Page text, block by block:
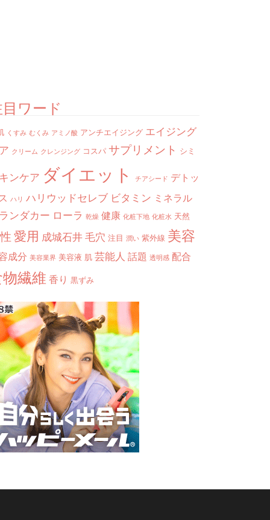
ワード
くすみ むくみ アミノ酸 アンチエイジング エイジング
クリーム クレンジング コスパ サプリメント シミ
ンケア ダイエット チアシード デトッ
ハリ ハリウッドセレブ ビタミン ミネラル
ンダカー ローラ 乾燥 健康 化粧下地 化粧水 天然
愛用 成城石井毛穴 注目 潤い 紫外線 美容
成分 美容業界 美容液 肌 芸能人 話題 透明感 配合
繊維 香り 黒ずみ